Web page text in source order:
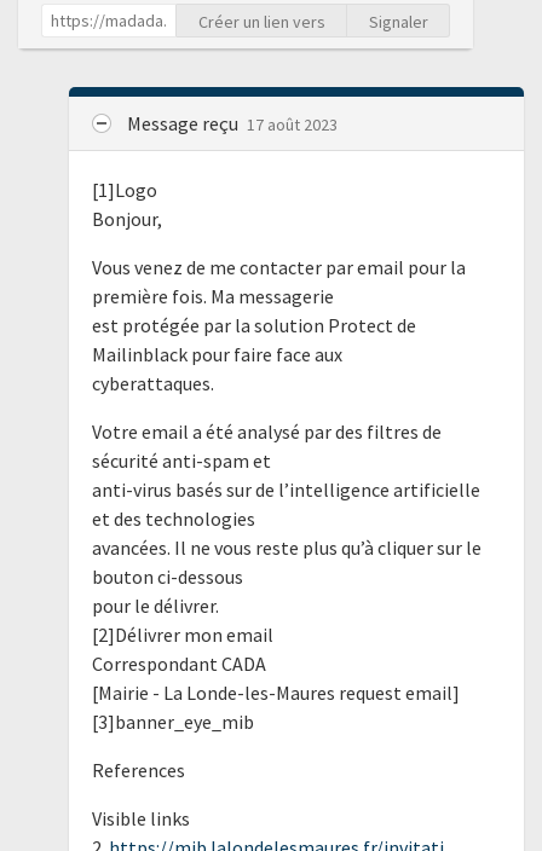
Créer un lien vers Signaler
Message reçu 17 août 2023
[1]Logo
Bonjour,
Vous venez de me contacter par email pour la
première fois. Ma messagerie
est protégée par la solution Protect de
Mailinblack pour faire face aux
cyberattaques.
Votre email a été analysé par des filtres de
sécurité anti-spam et
anti-virus basés sur de l’intelligence artificielle
et des technologies
avancées. Il ne vous reste plus qu’à cliquer sur le
bouton ci-dessous
pour le délivrer.
[2]Délivrer mon email
Correspondant CADA
[Mairie - La Londe-les-Maures request email]
[3]banner_eye_mib
References
Visible links